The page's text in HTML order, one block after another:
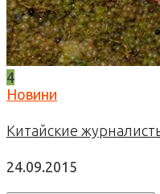
4
Новини
Китайские
24.09.2015